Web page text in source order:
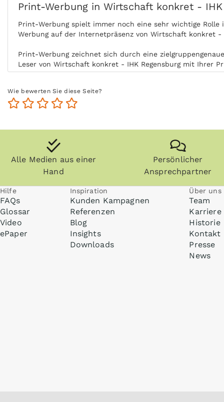
Print-Werbung in Wirtschaft konkret -
Print-Werbung spielt immer noch eine sehr wichtige
Werbung auf der Internetpräsenz von Wirtschaft konkret
Print-Werbung zeichnet sich durch eine
Leser von Wirtschaft konkret - IHK Regensburg mit Ihrer
Ort und Zeit der Nutzung steigert zudem die
Anzeigen können zudem nachgeblättert und
Wirtschaft konkret - IHK Regensburg kann ohne Internet
Wie bewerten Sie diese Seite?
Alle Medien aus einer
Hand
Persönlicher
Ansprechpartner
Hilfe
FAQs
Glossar
Video
ePaper
Inspiration
Kunden Kampagnen
Referenzen
Blog
Insights
Downloads
Über uns
Team
Karriere
Historie
Kontakt
Presse
News